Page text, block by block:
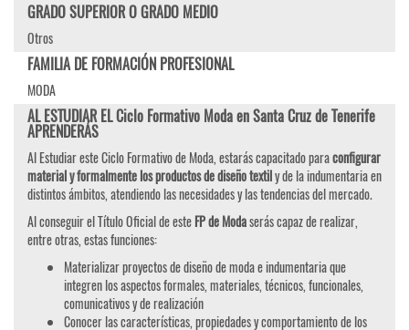
GRADO SUPERIOR O GRADO MEDIO
Otros
FAMILIA DE FORMACIÓN PROFESIONAL
MODA
AL ESTUDIAR EL Ciclo Formativo Moda en Santa Cruz de Tenerife
APRENDERÁS
Al Estudiar este Ciclo Formativo de Moda, estarás capacitado paraconfigurar
material y formalmente los productos de diseño textily de la indumentaria en
distintos ámbitos, atendiendo las necesidades y las tendencias del mercado.
Al conseguir el Título Oficial de esteFP de Modaserás capaz de realizar,
entre otras, estas funciones:
Materializar proyectos de diseño de moda e indumentaria que
integren los aspectos formales, materiales, técnicos, funcionales,
comunicativos y de realización
Conocer las características, propiedades y comportamiento de los